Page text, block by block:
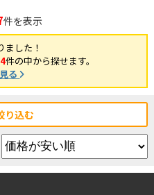
件を表示
ました！
件の中から探せます。
る
り込む